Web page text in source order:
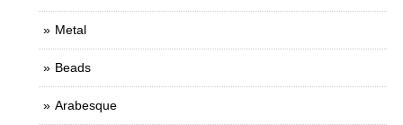
Metal
Beads
Arabesque